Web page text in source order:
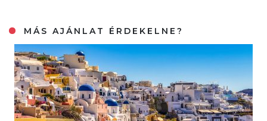
MÁS AJÁNLAT ÉRDEKELNE?